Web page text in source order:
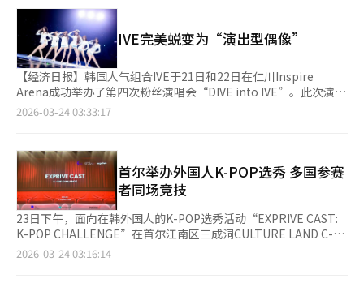
点在首尔江南区的A2O娱乐公司举行，支持现场报名和在线申请，
增加了参与便利性。选秀领域包括声乐、说唱、舞蹈和表演，不限
国籍和性别。A2O计划将选秀从韩国扩展到日本、美国等全球市
场。李秀满在竞业禁止期间成立了A2O娱乐，并组建了以中国成员
为主的女团“A2O美”，专注于海外活动。此次国内选秀标志着李
秀满的“K-pop 2.0”将正式启动。※ 本报道经人工智能（AI）系
统翻译与编辑。
IVE完美蜕变为“演出型偶像”
【经济日报】韩国人气组合IVE于21日和22日在仁川Inspire
Arena成功举办了第四次粉丝演唱会“DIVE into IVE”。此次演出
以360度开放式舞台为中心，不仅是简单的粉丝见面会，更是IVE
二次世界巡演拉开序幕。演出的亮点在于360度观众席的舞台设
计，IVE利用全方位视野的舞台结构拉近与粉丝的距离。从
《HEYA》到《ELEVEN》和《LOVE DIVE》等热门歌曲，成员们
在华丽的表演中展现了稳定的现场演唱实力。特别是对少女时代
《Genie》的翻唱舞台，赋予了IVE独特的风格，获得了好评。以
海底神殿和航海为主题的VCR故事让观众沉浸其中，展示了K-pop
演出市场从简单的歌舞向“体验型娱乐”进化的趋势。IVE的这次
演出意义重大，因为它是在上个月发布的第二张正规专辑先行双主
2026-03-24 03:33:17
首尔举办外国人K-POP选秀 多国参赛
者同场竞技
23日下午，面向在韩外国人的K-POP选秀活动“EXPRIVE CAST:
K-POP CHALLENGE”在首尔江南区三成洞CULTURE LAND C-
SQUARE举行。来自俄罗斯、以色列、阿尔及利亚、罗马尼亚、美
2026-03-24 03:16:14